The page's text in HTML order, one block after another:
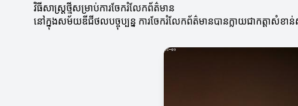
វិធីសាស្ត្រថ្មីសម្រាប់ការចែករំលែកព័ត៌មាន
នៅក្នុងសម័យឌីជីថលបច្ចុប្បន្ន ការចែករំលែកព័ត៌មានបានក្លាយជាកត្តាសំខ